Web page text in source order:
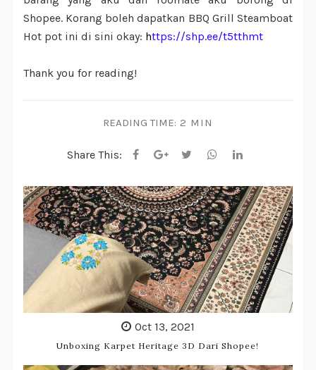
Shopee. Korang boleh dapatkan BBQ Grill Steamboat
Hot pot ini di sini okay: https://shp.ee/t5tthmt
Thank you for reading!
READING TIME: 2 MIN
Share This:
Oct 13, 2021
Unboxing Karpet Heritage 3D Dari Shopee!